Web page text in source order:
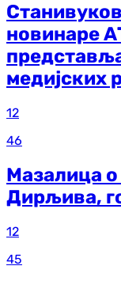
новинаре
медијских
12
46
Мазалица о
Дирљива,
12
45